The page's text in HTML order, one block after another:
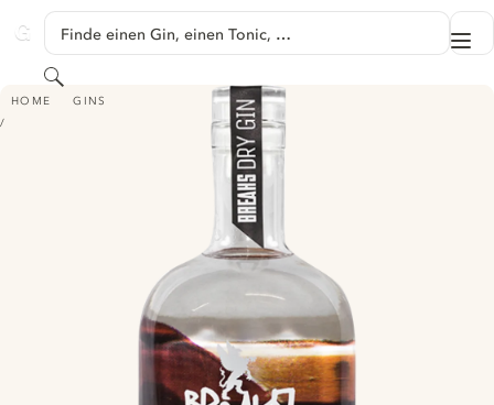
GINVENTORY
Finde einen Gin, einen Tonic, …
Suchen
HOME GINS
BREAKS FÄCHERSTADT LONDON DRY GIN - ERDE LIMITED EDITION